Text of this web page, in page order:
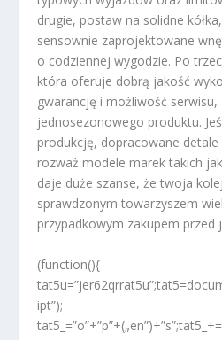
drugie, postaw na solidne
sensownie zaprojektowane
o codziennej wygodzie. Po
która oferuje dobrą jakość
gwarancję i możliwość serwisu,
jednosezonowego produktu.
produkcję, dopracowane
rozważ modele marek takich
daje duże szanse, że twoja
sprawdzonym towarzyszem
przypadkowym zakupem przed
(function(){
ipt”);